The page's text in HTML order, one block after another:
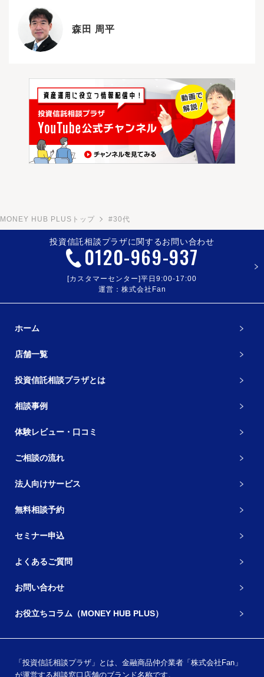
森田 周平
MONEY HUB PLUSトップ #30代
投資信託相談プラザに関するお問い合わせ
0120-969-937
[カスタマーセンター]平日9:00-17:00
運営：株式会社Fan
ホーム
店舗一覧
投資信託相談プラザとは
相談事例
体験レビュー・口コミ
ご相談の流れ
法人向けサービス
無料相談予約
セミナー申込
よくあるご質問
お問い合わせ
お役立ちコラム（MONEY HUB PLUS）
「投資信託相談プラザ」とは、金融商品仲介業者「株式会社Fan」
が運営する相談窓口店舗のブランド名称です。